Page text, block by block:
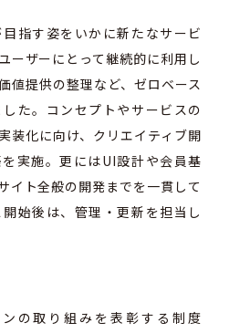
指す姿をいかに新たなサービ
ーザーにとって継続的に利用し
値提供の整理など、ゼロベース
た。 コンセプトやサービスの
装化に向け、クリエイティブ開
実施。更にはUI設計や会員基
イト全般の開発までを一貫して
始後は、管理・更新を担当し
の取り組みを表彰する制度